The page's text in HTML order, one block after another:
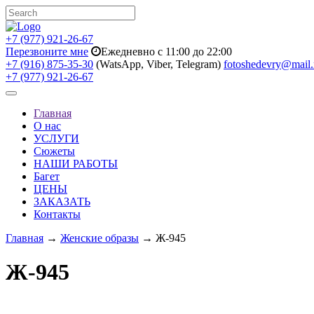
+7 (977) 921-26-67
Перезвоните мне
Ежедневно с 11:00 до 22:00
+7 (916) 875-35-30 (WatsApp, Viber, Telegram)
+7 (977) 921-26-67
Toggle
navigationГлавная
О нас
УСЛУГИ
Сюжеты
НАШИ РАБОТЫ
Багет
ЦЕНЫ
ЗАКАЗАТЬ
Контакты
Главная → Женские образы → Ж-945
Ж-945